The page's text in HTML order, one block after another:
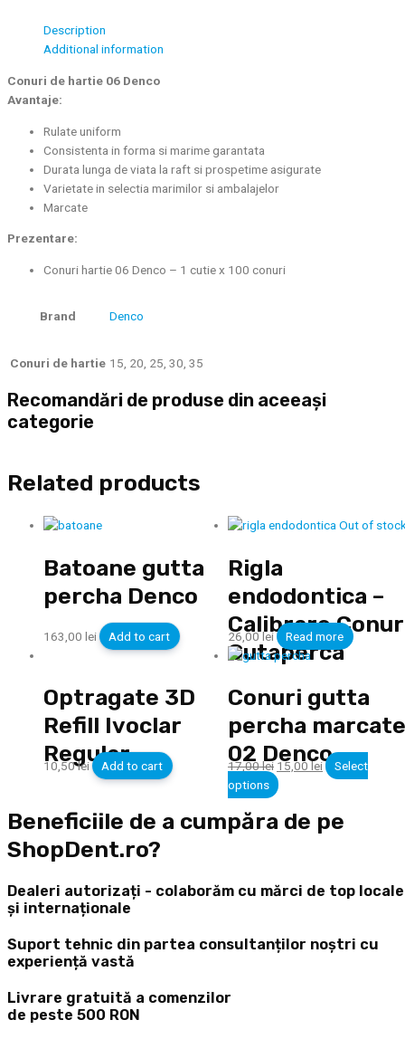
Description
Additional information
Conuri de hartie 06 Denco
Avantaje:
Rulate uniform
Consistenta in forma si marime garantata
Durata lunga de viata la raft si prospetime asigurate
Varietate in selectia marimilor si ambalajelor
Marcate
Prezentare:
Conuri hartie 06 Denco – 1 cutie x 100 conuri
Brand Denco
Conuri de hartie 15, 20, 25, 30, 35
Recomandări de produse din aceeași
categorie
Related products
Batoane gutta
percha Denco
163,00 lei Add to cart
Out of
Rigla
endodontica –
Calibrare
Gutaperca
26,00lei Read more
Optragate 3D
Refill Ivoclar
Regular
10,50lei Add to cart
Conuri gutta
percha marcate
02 Denco
17,00lei 15,00lei
Select
options
Beneficiile de a cumpăra de pe
ShopDent.ro?
Dealeri autorizați - colaborăm cu mărci de top locale
și internaționale
Suport tehnic din partea consultanților noștri cu
experiență vastă
Livrare gratuită a comenzilor
de peste 500 RON